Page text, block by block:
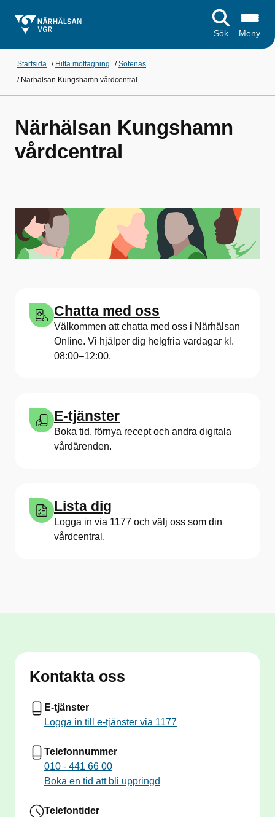
Sök Meny
Startsida / Hitta mottagning /Sotenäs
/ Närhälsan Kungshamn vårdcentral
Närhälsan Kungshamn
vårdcentral
Chatta med oss
Välkommen att chatta med oss i Närhälsan
Online. Vi hjälper dig helgfria vardagar kl.
08:00–12:00.
E-tjänster
Boka tid, förnya recept och andra digitala
vårdärenden.
Lista dig
Logga in via 1177 och välj oss som din
vårdcentral.
Kontakta oss
E-tjänster
Logga in till e-tjänster via 1177
Telefonnummer
010 - 441 66 00
Boka en tid att bli uppringd
Telefontider